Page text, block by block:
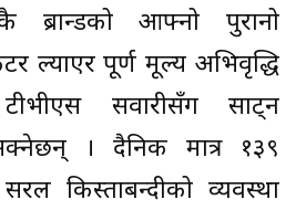
ब्रान्डको आफ्नो पुरानो
ल्याएर पूर्ण मूल्य अभिवृद्धि
सवारीसँग साट्न
। दैनिक मात्र १३९
किस्ताबन्दीको व्यवस्था